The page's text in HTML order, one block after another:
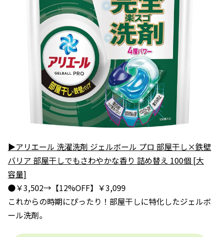
▶アリエール 洗濯洗剤 ジェルボール プロ 部屋干し×鉄壁
バリア 部屋干しでもさわやかな香り 詰め替え 100個 [大
容量]
●￥3,502→【12%OFF】￥3,099
これからの時期にぴったり！部屋干しに特化したジェルボ
ール洗剤。